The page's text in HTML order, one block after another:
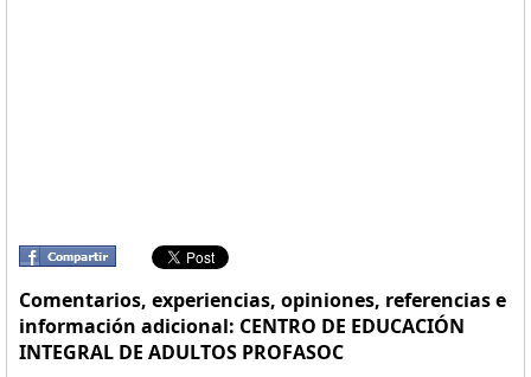
Comentarios, experiencias, opiniones, referencias e
información adicional: CENTRO DE EDUCACIÓN
INTEGRAL DE ADULTOS PROFASOC